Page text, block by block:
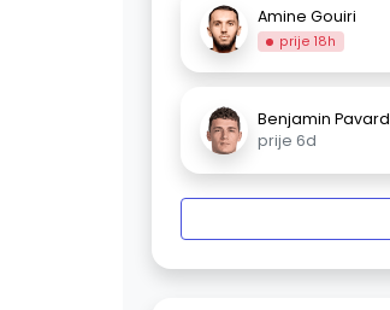
Amine Gouiri
prije 18h
Benjamin Pavard
prije 6d